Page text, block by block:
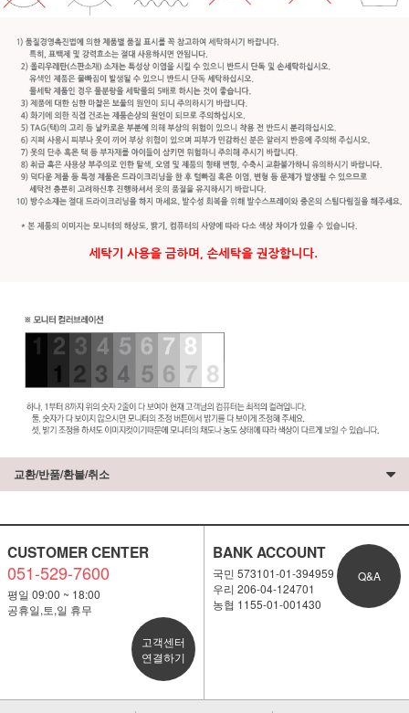
교환/반품/환불/취소
CUSTOMER CENTER
051-529-7600
평일 09:00 ~ 18:00
공휴일,토,일 휴무
고객센터
연결하기
BANK ACCOUNT
국민 573101-01-394959
우리 206-04-124701
농협 1155-01-001430
Q&A